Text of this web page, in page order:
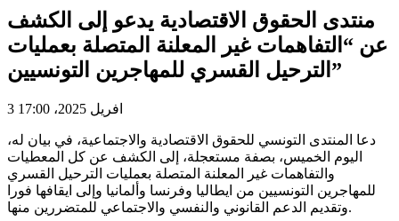
منتدى الحقوق الاقتصادية يدعو إلى الكشف
عن “التفاهمات غير المعلنة المتصلة بعمليات
الترحيل القسري للمهاجرين التونسيين”
3 افريل 2025، 17:00
دعا المنتدى التونسي للحقوق الاقتصادية والاجتماعية، في بيان له،
اليوم الخميس، بصفة مستعجلة، إلى الكشف عن كل المعطيات
والتفاهمات غير المعلنة المتصلة بعمليات الترحيل القسري
للمهاجرين التونسيين من ايطاليا وفرنسا وألمانيا وإلى ايقافها فورا
وتقديم الدعم القانوني والنفسي والاجتماعي للمتضررين منها.